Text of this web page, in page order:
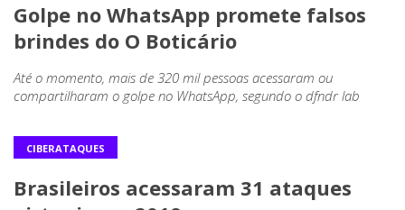
Golpe no WhatsApp promete falsos
brindes do O Boticário
Até o momento, mais de 320 mil pessoas acessaram ou
compartilharam o golpe no WhatsApp, segundo o dfndr lab
CIBERATAQUES
Brasileiros acessaram 31 ataques